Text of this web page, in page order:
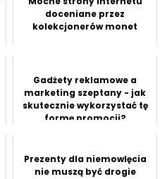
doceniane przez
kolekcjonerów monet
Gadżety reklamowe a
marketing szeptany - jak
skutecznie wykorzystać tę
formę promocji?
Prezenty dla niemowlęcia
nie muszą być drogie